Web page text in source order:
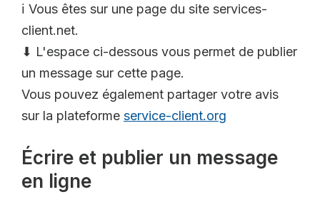
ℹ️ Vous êtes sur une page du site services-
client.net.
⬇ L'espace ci-dessous vous permet de publier
un message sur cette page.
Vous pouvez également partager votre avis
sur la plateforme service-client.org
Écrire et publier un message
en ligne